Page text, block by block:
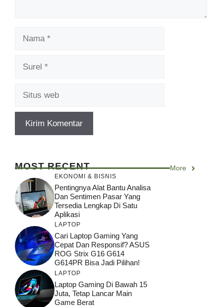
MOST RECENT More
EKONOMI & BISNIS
Pentingnya Alat Bantu Analisa
Dan Sentimen Pasar Yang
Tersedia Lengkap Di Satu
Aplikasi
LAPTOP
Cari Laptop Gaming Yang
Cepat Dan Responsif? ASUS
ROG Strix G16 G614
G614PR Bisa Jadi Pilihan!
LAPTOP
Laptop Gaming Di Bawah 15
Juta, Tetap Lancar Main
Game Berat